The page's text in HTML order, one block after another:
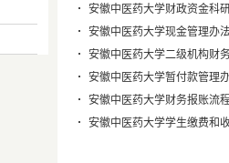
安徽中医药大学财政资金科
安徽中医药大学现金管理办
安徽中医药大学二级机构财
安徽中医药大学暂付款管理
安徽中医药大学财务报账流
安徽中医药大学学生缴费和